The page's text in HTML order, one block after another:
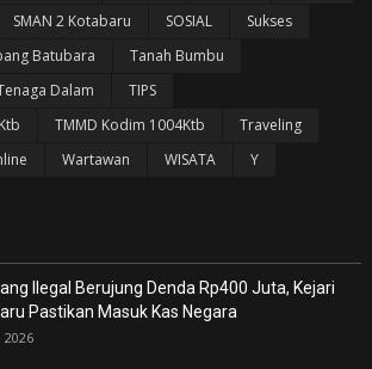
SMAN 2 Kotabaru SOSIAL
Sukses
Batubara
Tanah Bumbu
Dalam
TIPS
TMMD Kodim 1004Ktb
Traveling
Wartawan WISATA
Y
Ilegal Berujung Denda Rp400 Juta, Kejari
Pastikan Masuk Kas Negara
2026